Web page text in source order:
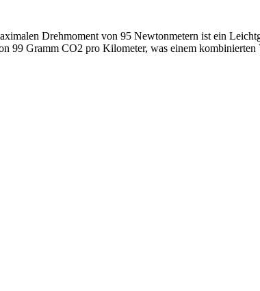
Drehmoment von 95 Newtonmetern ist ein
99 Gramm CO2 pro Kilometer, was einem